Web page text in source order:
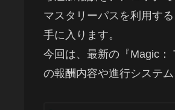
マスタリーパスを利用す
手に入ります。
今回は、最新の『Magic：
の報酬内容や進行システム